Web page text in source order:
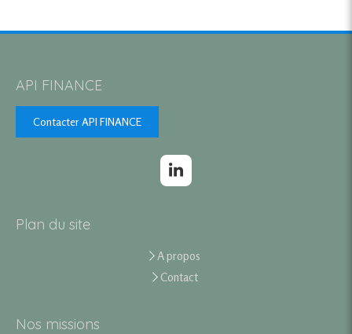
API FINANCE
Contacter API FINANCE
Plan du site
A propos
Contact
Nos missions